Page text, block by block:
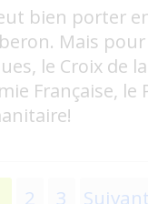
bien porter
Mais
le Croix de
Française, le
2 3